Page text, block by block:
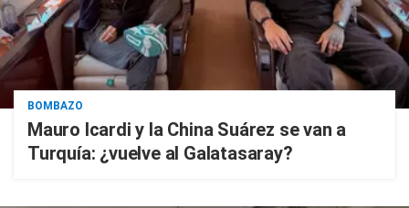
BOMBAZO
Mauro Icardi y la China Suárez se van a
Turquía: ¿vuelve al Galatasaray?